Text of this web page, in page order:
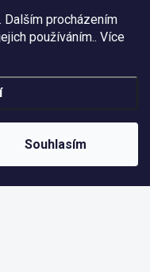
procházením
používáním.. Více
Souhlasím
Všechna práva vyhrazena.